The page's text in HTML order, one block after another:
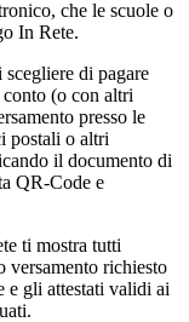
che le scuole o
In Rete.
di pagare
(o con altri
presso le
postali o altri
il documento di
QR-Code e
ti mostra tutti
versamento richiesto
e gli attestati validi ai